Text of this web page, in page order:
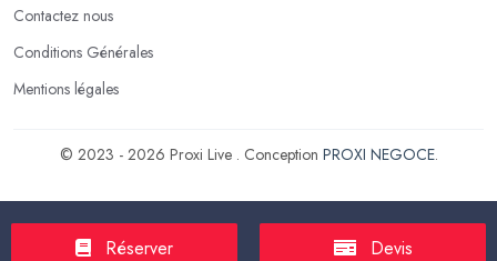
Contactez nous
Conditions Générales
Mentions légales
© 2023 - 2026 Proxi Live . Conception PROXI NEGOCE.
Réserver Devis